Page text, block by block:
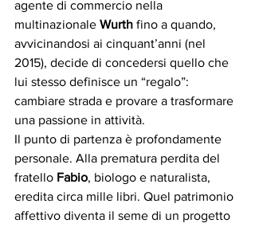
agente di commercio nella
multinazionale Wurth fino a quando,
avvicinandosi ai cinquant’anni (nel
2015), decide di concedersi quello che
lui stesso definisce un “regalo”:
cambiare strada e provare a trasformare
una passione in attività.
Il punto di partenza è profondamente
personale. Alla prematura perdita del
fratello Fabio, biologo e naturalista,
eredita circa mille libri. Quel patrimonio
affettivo diventa il seme di un progetto